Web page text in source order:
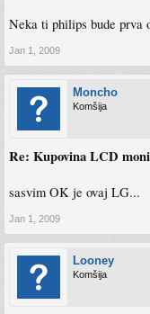
Neka ti philips bude prva
Jan 1, 2009
Moncho
Komšija
Re: Kupovina LCD
sasvim OK je ovaj LG...
Jan 1, 2009
Looney
Komšija